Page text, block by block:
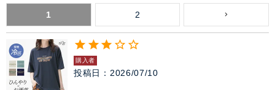
1 2
購入者
投稿日 2026/07/10